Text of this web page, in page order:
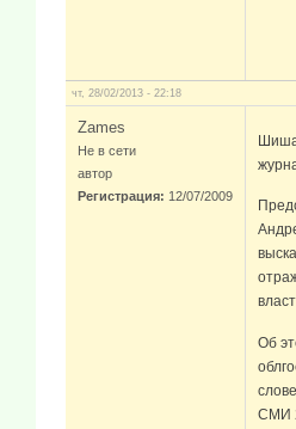
чт, 28/02/2013 - 22:18
Zames
Не в сети
автор
Регистрация: 12/07/2009
Об
СМИ